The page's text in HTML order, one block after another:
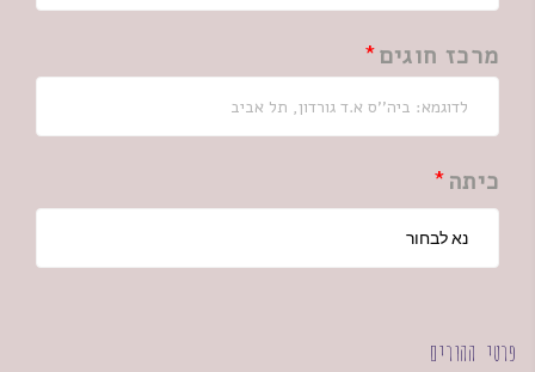
מרכז חוגים
כיתה
פרטי ההורים